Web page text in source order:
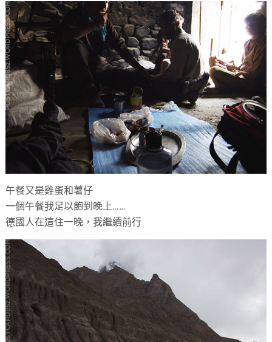
午餐又是雞蛋和薯仔
一個午餐我足以飽到晚上……
德國人在這住一晚，我繼續前行